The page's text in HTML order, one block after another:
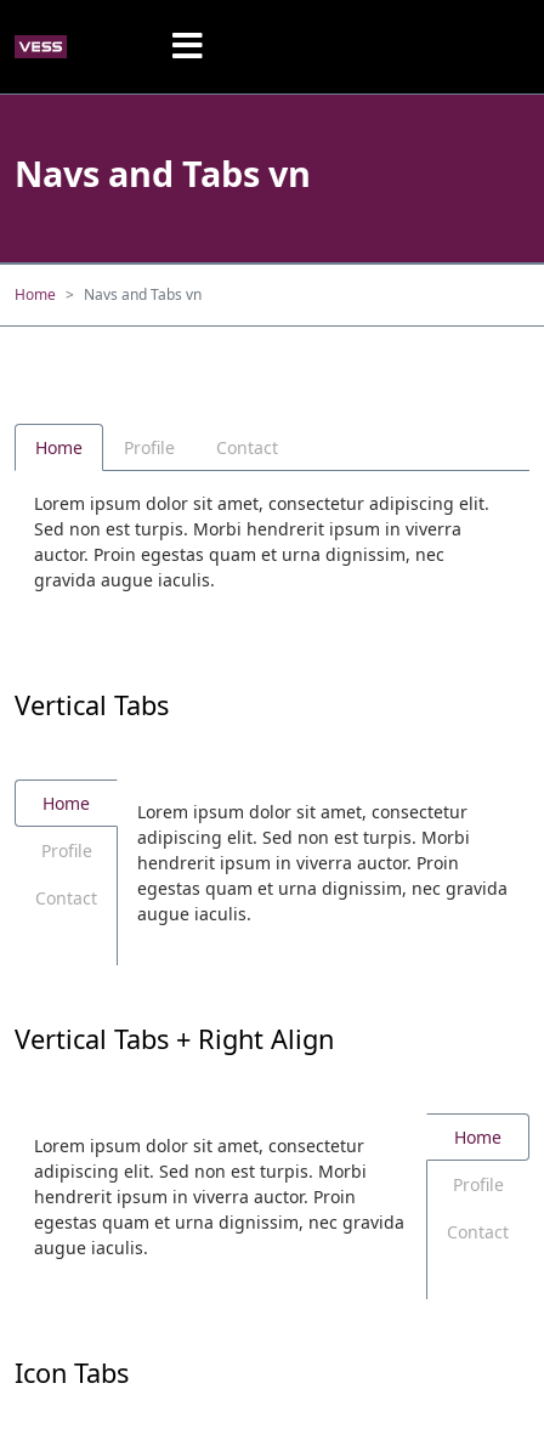
Navs and Tabs vn
Home Navs and Tabs vn
Home Profile Contact
Lorem ipsum dolor sit amet, consectetur adipiscing elit.
Sed non est turpis. Morbi hendrerit ipsum in viverra
auctor. Proin egestas quam et urna dignissim, nec
gravida augue iaculis.
Vertical Tabs
Home
Profile
Contact
Lorem ipsum dolor sit amet, consectetur
adipiscing elit. Sed non est turpis. Morbi
hendrerit ipsum in viverra auctor. Proin
egestas quam et urna dignissim, nec gravida
augue iaculis.
Vertical Tabs + Right Align
Lorem ipsum dolor sit amet, consectetur
adipiscing elit. Sed non est turpis. Morbi
hendrerit ipsum in viverra auctor. Proin
egestas quam et urna dignissim, nec gravida
augue iaculis.
Home
Profile
Contact
Icon Tabs